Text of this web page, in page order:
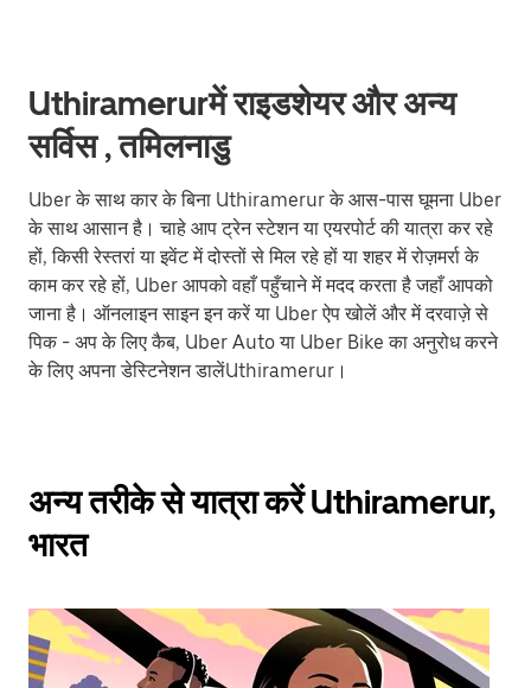
Uthiramerurमें राइडशेयर और अन्य
सर्विस , तमिलनाडु
Uber के साथ कार के बिना Uthiramerur के आस-पास घूमना Uber
के साथ आसान है। चाहे आप ट्रेन स्टेशन या एयरपोर्ट की यात्रा कर रहे
हों, किसी रेस्तरां या इवेंट में दोस्तों से मिल रहे हों या शहर में रोज़मर्रा के
काम कर रहे हों, Uber आपको वहाँ पहुँचाने में मदद करता है जहाँ आपको
जाना है। ऑनलाइन साइन इन करें या Uber ऐप खोलें और में दरवाज़े से
पिक - अप के लिए कैब, Uber Auto या Uber Bike का अनुरोध करने
के लिए अपना डेस्टिनेशन डालेंUthiramerur।
अन्य तरीके से यात्रा करें Uthiramerur,
भारत